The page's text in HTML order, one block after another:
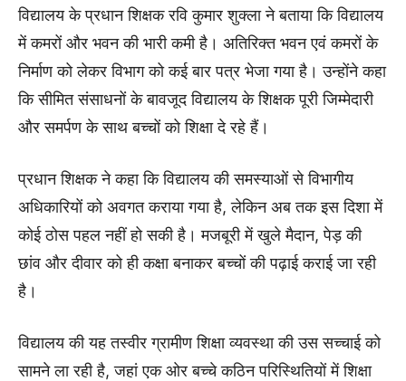
विद्यालय के प्रधान शिक्षक रवि कुमार शुक्ला ने बताया कि विद्यालय
में कमरों और भवन की भारी कमी है। अतिरिक्त भवन एवं कमरों के
निर्माण को लेकर विभाग को कई बार पत्र भेजा गया है। उन्होंने कहा
कि सीमित संसाधनों के बावजूद विद्यालय के शिक्षक पूरी जिम्मेदारी
और समर्पण के साथ बच्चों को शिक्षा दे रहे हैं।
प्रधान शिक्षक ने कहा कि विद्यालय की समस्याओं से विभागीय
अधिकारियों को अवगत कराया गया है, लेकिन अब तक इस दिशा में
कोई ठोस पहल नहीं हो सकी है। मजबूरी में खुले मैदान, पेड़ की
छांव और दीवार को ही कक्षा बनाकर बच्चों की पढ़ाई कराई जा रही
है।
विद्यालय की यह तस्वीर ग्रामीण शिक्षा व्यवस्था की उस सच्चाई को
सामने ला रही है, जहां एक ओर बच्चे कठिन परिस्थितियों में शिक्षा